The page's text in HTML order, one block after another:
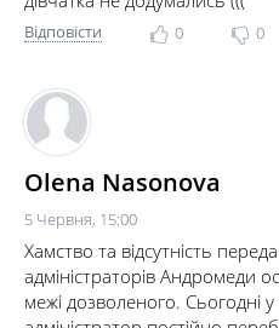
Відповісти 0 0
Olena Nasonova
5 Червня, 15:00
Хамство та відсутність
адміністраторів Андромеди
межі дозволеного. Сьогодні